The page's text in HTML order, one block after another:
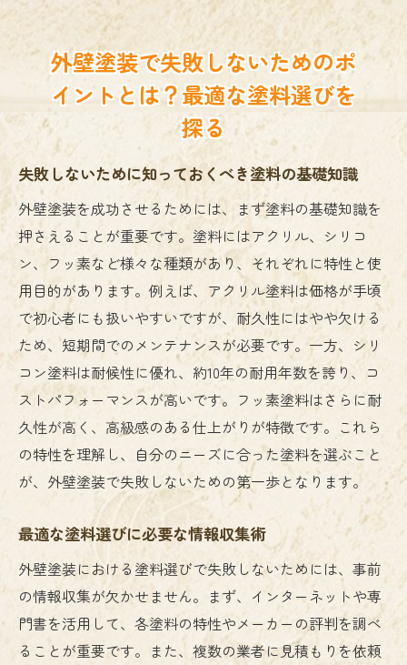
外壁塗装で失敗しないためのポ
イントとは？最適な塗料選びを
探る
失敗しないために知っておくべき塗料の基礎知識
外壁塗装を成功させるためには、まず塗料の基礎知識を
押さえることが重要です。塗料にはアクリル、シリコ
ン、フッ素など様々な種類があり、それぞれに特性と使
用目的があります。例えば、アクリル塗料は価格が手頃
で初心者にも扱いやすいですが、耐久性にはやや欠ける
ため、短期間でのメンテナンスが必要です。一方、シリ
コン塗料は耐候性に優れ、約10年の耐用年数を誇り、コ
ストパフォーマンスが高いです。フッ素塗料はさらに耐
久性が高く、高級感のある仕上がりが特徴です。これら
の特性を理解し、自分のニーズに合った塗料を選ぶこと
が、外壁塗装で失敗しないための第一歩となります。
最適な塗料選びに必要な情報収集術
外壁塗装における塗料選びで失敗しないためには、事前
の情報収集が欠かせません。まず、インターネットや専
門書を活用して、各塗料の特性やメーカーの評判を調べ
ることが重要です。また、複数の業者に見積もりを依頼